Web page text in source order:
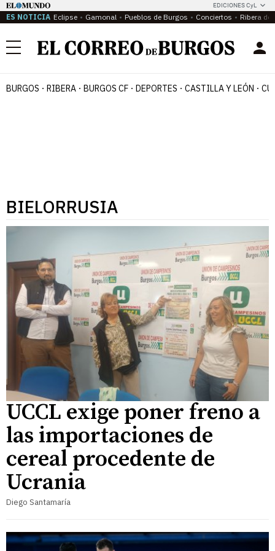
EDICIONES CyL
ES NOTICIA Eclipse Gamonal Pueblos de Burgos Conciertos Ribera del
Menú
BURGOS RIBERA BURGOS CF DEPORTES CASTILLA Y LEÓN
BIELORRUSIA
UCCL exige poner freno a
las importaciones de
cereal procedente de
Ucrania
Diego Santamaría